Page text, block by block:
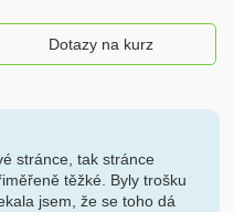
Dotazy na kurz
stránce, tak stránce
těžké. Byly trošku
jsem, že se toho dá